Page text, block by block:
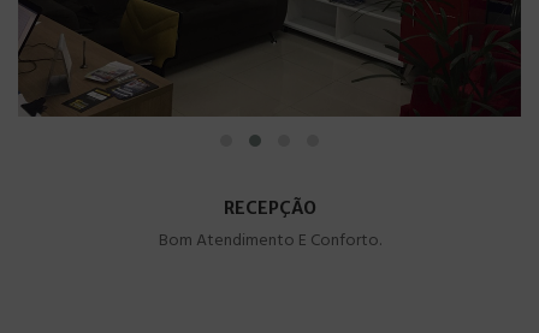
RECEPÇÃO
Bom Atendimento E Conforto.